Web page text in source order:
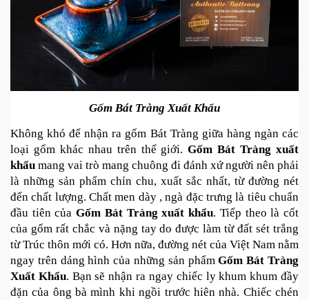
Gốm Bát Tràng Xuất Khẩu
Không khó để nhận ra gốm Bát Tràng giữa hàng ngàn các
loại gốm khác nhau trên thế giới. Gốm Bát Tràng xuất
khẩu mang vai trò mang chuông đi đánh xứ người nên phải
là những sản phẩm chỉn chu, xuất sắc nhất, từ đường nét
đến chất lượng. Chất men dày , ngà đặc trưng là tiêu chuẩn
đầu tiên của Gốm Bát Tràng xuất khẩu. Tiếp theo là cốt
của gốm rất chắc và nặng tay do được làm từ đất sét trắng
từ Trúc thôn mới có. Hơn nữa, đường nét của Việt Nam nằm
ngay trên dáng hình của những sản phẩm Gốm Bát Tràng
Xuất Khẩu. Bạn sẽ nhận ra ngay chiếc ly khum khum đầy
đặn của ông bà mình khi ngồi trước hiên nhà. Chiếc chén